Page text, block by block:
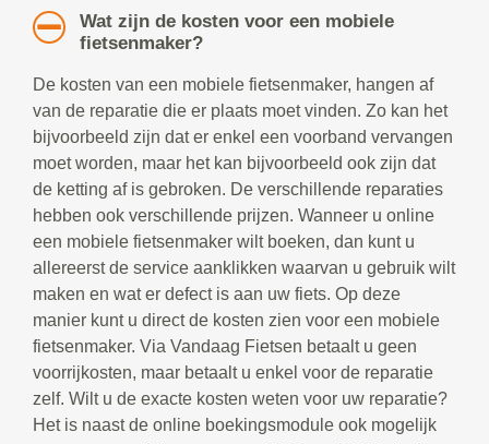
Wat zijn de kosten voor een mobiele
fietsenmaker?
De kosten van een mobiele fietsenmaker, hangen af
van de reparatie die er plaats moet vinden. Zo kan het
bijvoorbeeld zijn dat er enkel een voorband vervangen
moet worden, maar het kan bijvoorbeeld ook zijn dat
de ketting af is gebroken. De verschillende reparaties
hebben ook verschillende prijzen. Wanneer u online
een mobiele fietsenmaker wilt boeken, dan kunt u
allereerst de service aanklikken waarvan u gebruik wilt
maken en wat er defect is aan uw fiets. Op deze
manier kunt u direct de kosten zien voor een mobiele
fietsenmaker. Via Vandaag Fietsen betaalt u geen
voorrijkosten, maar betaalt u enkel voor de reparatie
zelf. Wilt u de exacte kosten weten voor uw reparatie?
Het is naast de online boekingsmodule ook mogelijk